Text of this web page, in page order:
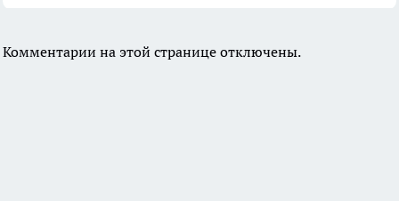
Комментарии на этой странице отключены.